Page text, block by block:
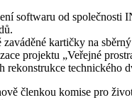
softwaru od společnosti
zaváděné kartičky na
projektu „Veřejné
rekonstrukce technického
členkou komise pro